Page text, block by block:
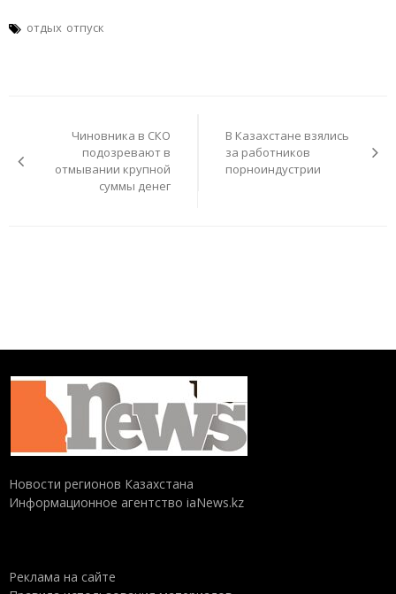
отдых отпуск
Чиновника в СКО
подозревают в
отмывании крупной
суммы денег
В Казахстане взялись
за работников
порноиндустрии
Новости регионов Казахстана
Информационное агентство iaNews.kz
Реклама на сайте